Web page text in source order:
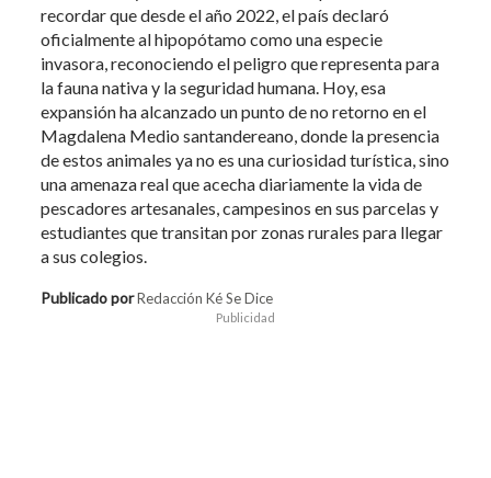
recordar que desde el año 2022, el país declaró
oficialmente al hipopótamo como una especie
invasora, reconociendo el peligro que representa para
la fauna nativa y la seguridad humana. Hoy, esa
expansión ha alcanzado un punto de no retorno en el
Magdalena Medio santandereano, donde la presencia
de estos animales ya no es una curiosidad turística, sino
una amenaza real que acecha diariamente la vida de
pescadores artesanales, campesinos en sus parcelas y
estudiantes que transitan por zonas rurales para llegar
a sus colegios.
Publicado porRedacción Ké Se Dice
Publicidad